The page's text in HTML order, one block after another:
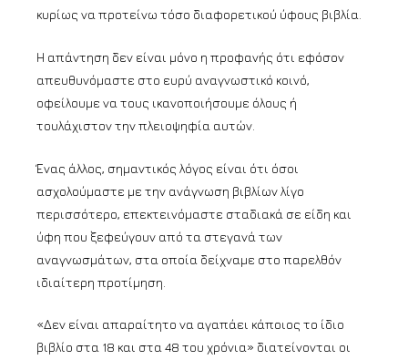
κυρίως να προτείνω τόσο διαφορετικού ύφους βιβλία.
Η απάντηση δεν είναι μόνο η προφανής ότι εφόσον
απευθυνόμαστε στο ευρύ αναγνωστικό κοινό,
οφείλουμε να τους ικανοποιήσουμε όλους ή
τουλάχιστον την πλειοψηφία αυτών.
Ένας άλλος, σημαντικός λόγος είναι ότι όσοι
ασχολούμαστε με την ανάγνωση βιβλίων λίγο
περισσότερο, επεκτεινόμαστε σταδιακά σε είδη και
ύφη που ξεφεύγουν από τα στεγανά των
αναγνωσμάτων, στα οποία δείχναμε στο παρελθόν
ιδιαίτερη προτίμηση.
«Δεν είναι απαραίτητο να αγαπάει κάποιος το ίδιο
βιβλίο στα 18 και στα 48 του χρόνια» διατείνονται οι